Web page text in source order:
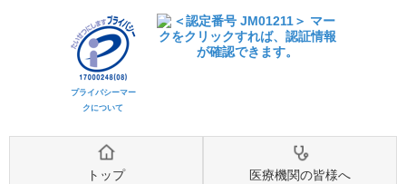
プライバシーマー
クについて
トップ 医療機関の皆様へ